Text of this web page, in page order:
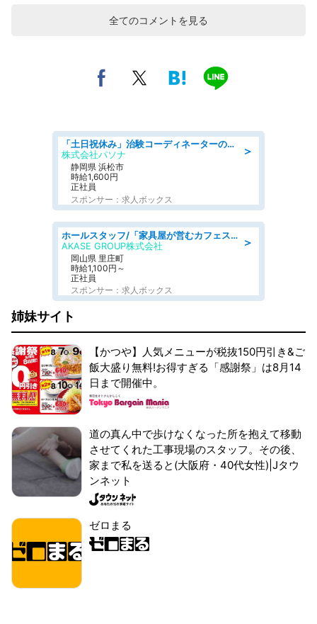
全てのコメントを見る
＞
「土日祝休み」治験コーディネーターのお仕事/未経験OK
株式会社パソナ
静岡県 浜松市
時給1,600円
正社員
スポンサー：求人ボックス
＞
ホールスタッフ/「家具屋が営むカフェスタッフ!」週2日～OK!嬉しいまかない付き/岡山県/浅口郡里庄町
AKASE GROUP株式会社
岡山県 里庄町
時給1,100円～
正社員
スポンサー：求人ボックス
姉妹サイト
【かつや】人気メニューが税抜150円引き&ご
飯大盛り無料!お得すぎる「感謝祭」は8月14
日まで開催中。
道の真ん中で歩けなくなった所を抱えて移動
させてくれた工事現場のスタッフ。その後、
家まで私を送ると(大阪府・40代女性)|Jタウ
ンネット
ゼロまる